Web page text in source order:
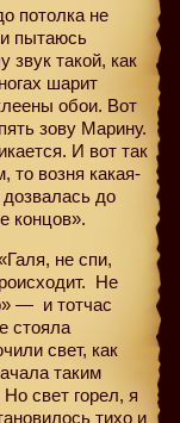
потолка не
пытаюсь
такой, как
шарит
обои. Вот
зову Марину.
И вот так
то возня какая-
до
концов».
не спи,
Не
— и тотчас
стояла
свет, как
таким
свет горел, я
тихо и